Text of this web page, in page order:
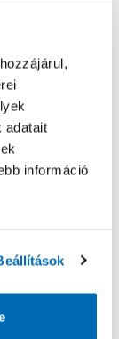
adatait
információ